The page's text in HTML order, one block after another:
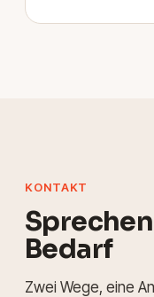
KONTAKT
Bedarf
Zwei Wege, eine